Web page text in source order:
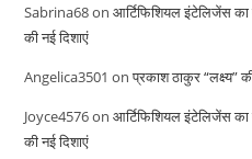
Sabrina68onआर्टिफिशियल इंटेलिजेंस का
की नई दिशाएं
Angelica3501 onप्रकाश ठाकुर “लक्ष्य”
Joyce4576onआर्टिफिशियल इंटेलिजेंस का
की नई दिशाएं